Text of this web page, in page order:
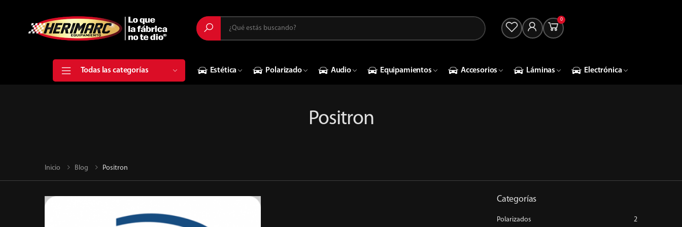
Buscar 0
Todas las categorías Estética Polarizado Audio Equipamientos Accesorios Láminas Electrónica
Positron
Inicio Blog Positron
Categorías
Polarizados 2